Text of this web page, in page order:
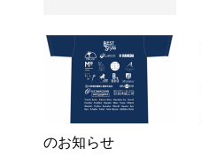
のお知らせ